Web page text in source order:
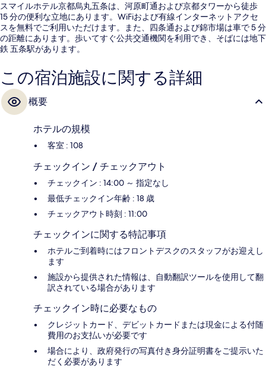
スマイルホテル京都烏丸五条は、河原町通および京都タワーから徒歩
15 分の便利な立地にあります。WiFiおよび有線インターネットアクセ
スを無料でご利用いただけます。また、四条通および錦市場は車で 5 分
の距離にあります。歩いてすぐ公共交通機関を利用でき、そばには地下
鉄 五条駅があります。
この宿泊施設に関する詳細
概要
ホテルの規模
客室 : 108
チェックイン / チェックアウト
チェックイン : 14:00 ～ 指定なし
最低チェックイン年齢 : 18 歳
チェックアウト時刻 : 11:00
チェックインに関する特記事項
ホテルご到着時にはフロントデスクのスタッフがお迎えし
ます
施設から提供された情報は、自動翻訳ツールを使用して翻
訳されている場合があります
チェックイン時に必要なもの
クレジットカード、デビットカードまたは現金による付随
費用のお支払いが必要です
場合により、政府発行の写真付き身分証明書をご提示いた
だく必要があります